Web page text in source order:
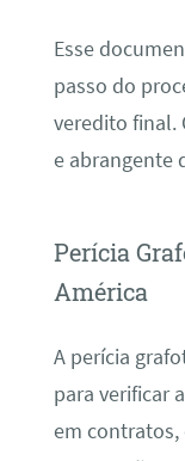
Esse
passo do
veredito final.
e abrangente
Perícia
América
A perícia
para verificar
em contratos,